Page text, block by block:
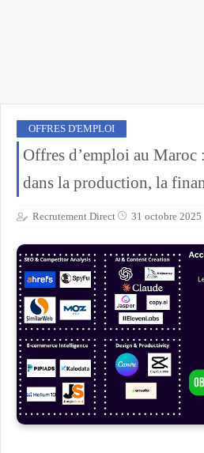
OFFRES D'EMPLOI
Offres d’emploi au Maroc
dans la production, la
Recrutement Direct 31 octobre 2025